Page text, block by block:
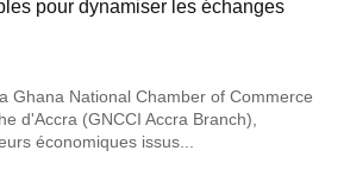
pour dynamiser les échanges
Ghana National Chamber of Commerce
d'Accra (GNCCI Accra Branch),
économiques issus...